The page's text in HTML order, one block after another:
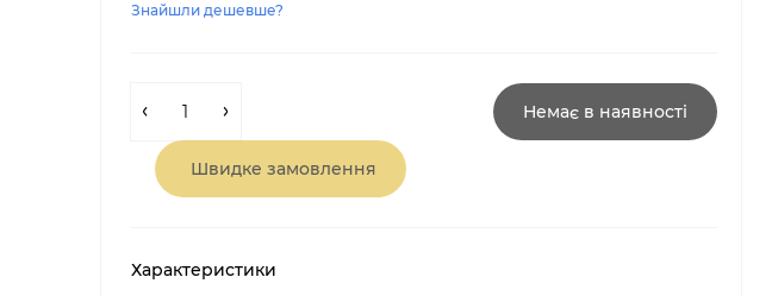
Знайшли дешевше?
Немає в наявності
Швидке замовлення
Характеристики